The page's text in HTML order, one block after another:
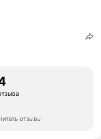
отзывы